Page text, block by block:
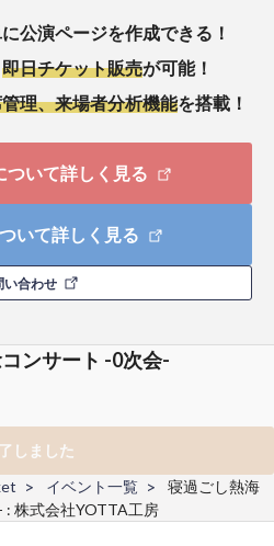
公演ページを作成できる！
即日チケット販売が可能！
理、来場者分析機能を搭載！
ついて詳しく見る
いて詳しく見る
い合わせ
ンサート -0次会-
しました
イベント一覧
寝過ごし熱海
: 株式会社YOTTA工房